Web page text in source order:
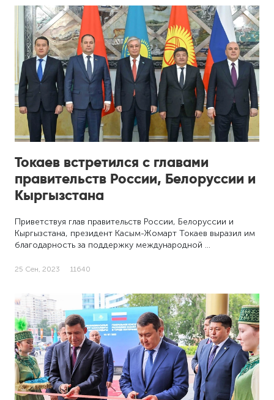
Токаев встретился с главами
правительств России, Белоруссии и
Кыргызстана
Приветствуя глав правительств России, Белоруссии и
Кыргызстана, президент Касым-Жомарт Токаев выразил им
благодарность за поддержку международной …
25 Сен, 2023 11640